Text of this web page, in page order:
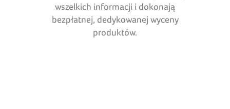
wszelkich informacji i dokonają
bezpłatnej, dedykowanej wyceny
produktów.